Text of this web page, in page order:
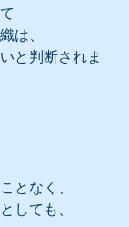
は、
と判断されま
となく、
しても、